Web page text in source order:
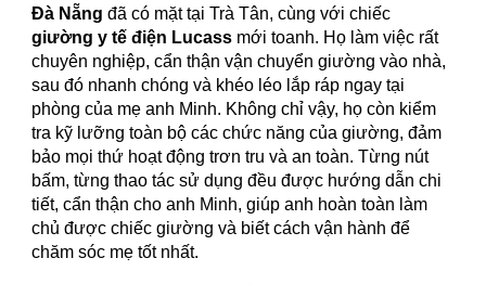
Đà Nẵng đã có mặt tại Trà Tân, cùng với chiếc
giường y tế điện Lucass mới toanh. Họ làm việc rất
chuyên nghiệp, cẩn thận vận chuyển giường vào nhà,
sau đó nhanh chóng và khéo léo lắp ráp ngay tại
phòng của mẹ anh Minh. Không chỉ vậy, họ còn kiểm
tra kỹ lưỡng toàn bộ các chức năng của giường, đảm
bảo mọi thứ hoạt động trơn tru và an toàn. Từng nút
bấm, từng thao tác sử dụng đều được hướng dẫn chi
tiết, cẩn thận cho anh Minh, giúp anh hoàn toàn làm
chủ được chiếc giường và biết cách vận hành để
chăm sóc mẹ tốt nhất.